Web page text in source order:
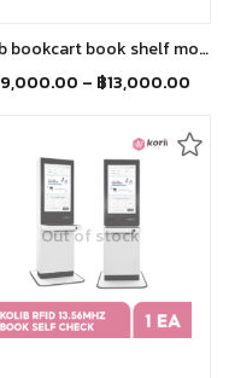
Kolib bookcart book shelf mobile shelf
9,000.00 – ฿13,000.00
Out of stock